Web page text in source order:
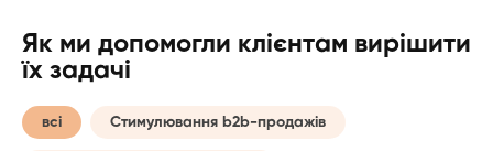
Як ми допомогли клієнтам вирішити
їх задачі
всі Стимулювання b2b-продажів